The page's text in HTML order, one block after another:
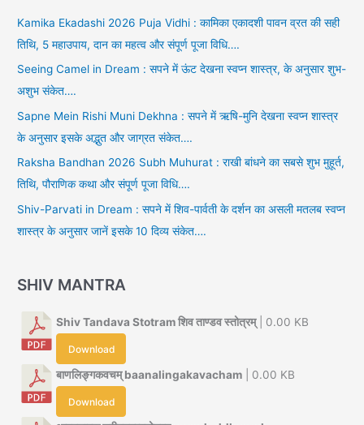
Kamika Ekadashi 2026 Puja Vidhi : कामिका एकादशी पावन व्रत की सही
तिथि, 5 महाउपाय, दान का महत्व और संपूर्ण पूजा विधि….
Seeing Camel in Dream : सपने में ऊंट देखना स्वप्न शास्त्र, के अनुसार शुभ-
अशुभ संकेत….
Sapne Mein Rishi Muni Dekhna : सपने में ऋषि-मुनि देखना स्वप्न शास्त्र
के अनुसार इसके अद्भुत और जाग्रत संकेत….
Raksha Bandhan 2026 Subh Muhurat : राखी बांधने का सबसे शुभ मुहूर्त,
तिथि, पौराणिक कथा और संपूर्ण पूजा विधि….
Shiv-Parvati in Dream : सपने में शिव-पार्वती के दर्शन का असली मतलब स्वप्न
शास्त्र के अनुसार जानें इसके 10 दिव्य संकेत….
SHIV MANTRA
Shiv Tandava Stotram शिव ताण्डव स्तोत्रम्| 0.00 KB
Download
बाणलिङ्गकवचम् baanalingakavacham | 0.00 KB
Download